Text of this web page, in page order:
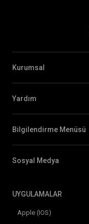
Kurumsal
Yardım
Bilgilendirme Menüsü
Sosyal Medya
UYGULAMALAR
Apple (IOS)